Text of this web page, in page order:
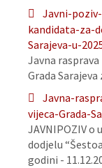
Javni-
kandidata-za-
Sarajeva-u-
Javna
Grada Sarajeva
Javna-
vijeca-Grada-
JAVNIPOZIV o
dodjelu
godini -